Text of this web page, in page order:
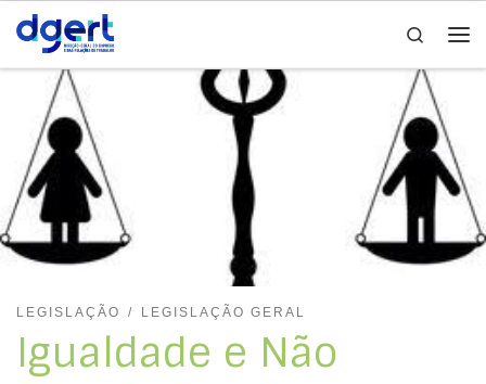
Skip to content
Search
LEGISLAÇÃO LEGISLAÇÃO GERAL
Igualdade e Não